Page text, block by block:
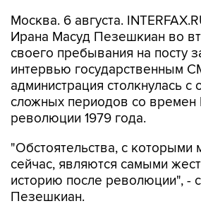
Москва. 6 августа.
Ирана Масуд Пезешкиан во
своего пребывания на посту
интервью государственным
администрация столкнулась
сложных периодов со времен
революции 1979 года.
"Обстоятельства, с которыми
сейчас, являются самыми
историю после революции", -
Пезешкиан.